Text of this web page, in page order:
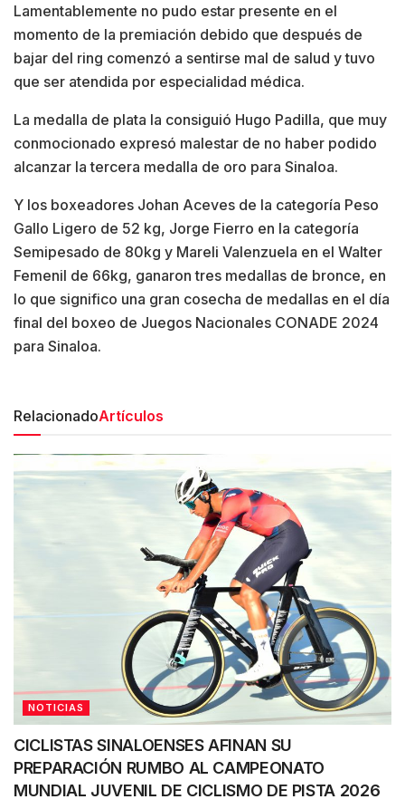
Lamentablemente no pudo estar presente en el
momento de la premiación debido que después de
bajar del ring comenzó a sentirse mal de salud y tuvo
que ser atendida por especialidad médica.
La medalla de plata la consiguió Hugo Padilla, que muy
conmocionado expresó malestar de no haber podido
alcanzar la tercera medalla de oro para Sinaloa.
Y los boxeadores Johan Aceves de la categoría Peso
Gallo Ligero de 52 kg, Jorge Fierro en la categoría
Semipesado de 80kg y Mareli Valenzuela en el Walter
Femenil de 66kg, ganaron tres medallas de bronce, en
lo que significo una gran cosecha de medallas en el día
final del boxeo de Juegos Nacionales CONADE 2024
para Sinaloa.
RelacionadoArtículos
NOTICIAS
CICLISTAS SINALOENSES AFINAN SU
PREPARACIÓN RUMBO AL CAMPEONATO
MUNDIAL JUVENIL DE CICLISMO DE PISTA 2026